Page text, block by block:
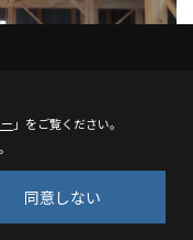
」をご覧ください。
同意しない